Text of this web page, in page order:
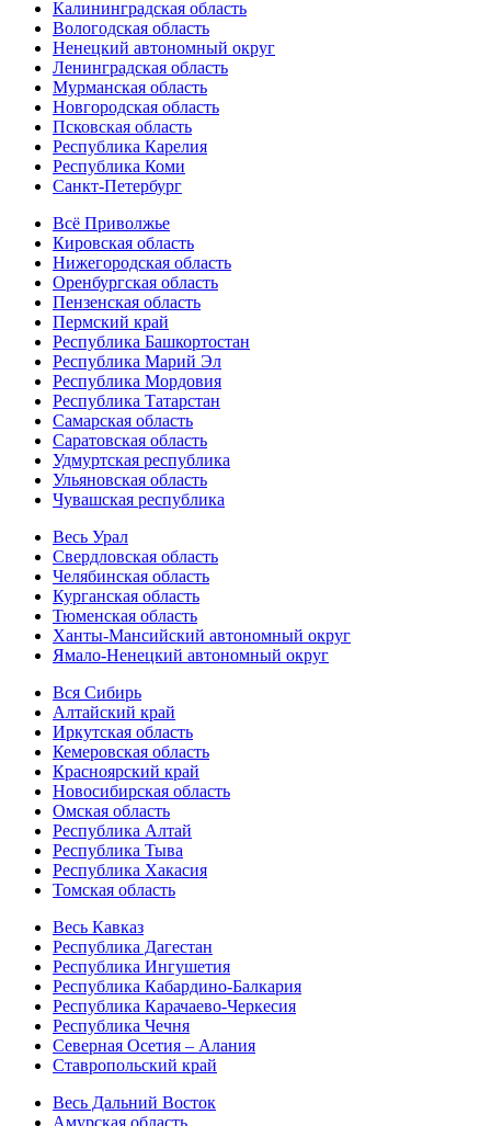
Калининградская область
Вологодская область
Ненецкий автономный округ
Ленинградская область
Мурманская область
Новгородская область
Псковская область
Республика Карелия
Республика Коми
Санкт-Петербург
Всё Приволжье
Кировская область
Нижегородская область
Оренбургская область
Пензенская область
Пермский край
Республика Башкортостан
Республика Марий Эл
Республика Мордовия
Республика Татарстан
Самарская область
Саратовская область
Удмуртская республика
Ульяновская область
Чувашская республика
Весь Урал
Свердловская область
Челябинская область
Курганская область
Тюменская область
Ханты-Мансийский автономный округ
Ямало-Ненецкий автономный округ
Вся Сибирь
Алтайский край
Иркутская область
Кемеровская область
Красноярский край
Новосибирская область
Омская область
Республика Алтай
Республика Тыва
Республика Хакасия
Томская область
Весь Кавказ
Республика Дагестан
Республика Ингушетия
Республика Кабардино-Балкария
Республика Карачаево-Черкесия
Республика Чечня
Северная Осетия – Алания
Ставропольский край
Весь Дальний Восток
Амурская область